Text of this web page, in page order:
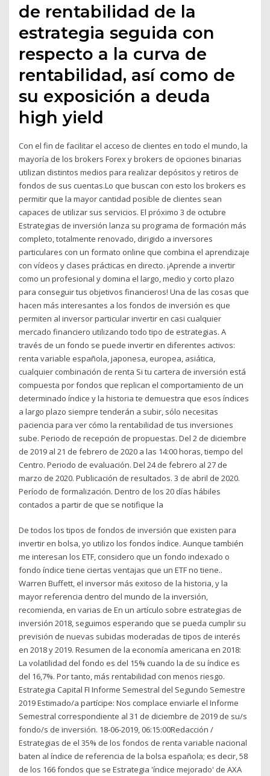
de rentabilidad de la
estrategia seguida con
respecto a la curva de
rentabilidad, así como de
su exposición a deuda
high yield
Con el fin de facilitar el acceso de clientes en todo el mundo, la
mayoría de los brokers Forex y brokers de opciones binarias
utilizan distintos medios para realizar depósitos y retiros de
fondos de sus cuentas.Lo que buscan con esto los brokers es
permitir que la mayor cantidad posible de clientes sean
capaces de utilizar sus servicios. El próximo 3 de octubre
Estrategias de inversión lanza su programa de formación más
completo, totalmente renovado, dirigido a inversores
particulares con un formato online que combina el aprendizaje
con vídeos y clases prácticas en directo. ¡Aprende a invertir
como un profesional y domina el largo, medio y corto plazo
para conseguir tus objetivos financieros! Una de las cosas que
hacen más interesantes a los fondos de inversión es que
permiten al inversor particular invertir en casi cualquier
mercado financiero utilizando todo tipo de estrategias. A
través de un fondo se puede invertir en diferentes activos:
renta variable española, japonesa, europea, asiática,
cualquier combinación de renta Si tu cartera de inversión está
compuesta por fondos que replican el comportamiento de un
determinado índice y la historia te demuestra que esos índices
a largo plazo siempre tenderán a subir, sólo necesitas
paciencia para ver cómo la rentabilidad de tus inversiones
sube. Periodo de recepción de propuestas. Del 2 de diciembre
de 2019 al 21 de febrero de 2020 a las 14:00 horas, tiempo del
Centro. Periodo de evaluación. Del 24 de febrero al 27 de
marzo de 2020. Publicación de resultados. 3 de abril de 2020.
Período de formalización. Dentro de los 20 días hábiles
contados a partir de que se notifique la
De todos los tipos de fondos de inversión que existen para
invertir en bolsa, yo utilizo los fondos índice. Aunque también
me interesan los ETF, considero que un fondo indexado o
fondo índice tiene ciertas ventajas que un ETF no tiene..
Warren Buffett, el inversor más exitoso de la historia, y la
mayor referencia dentro del mundo de la inversión,
recomienda, en varias de En un artículo sobre estrategias de
inversión 2018, seguimos esperando que se pueda cumplir su
previsión de nuevas subidas moderadas de tipos de interés
en 2018 y 2019. Resumen de la economía americana en 2018:
La volatilidad del fondo es del 15% cuando la de su índice es
del 16,7%. Por tanto, más rentabilidad con menos riesgo.
Estrategia Capital FI Informe Semestral del Segundo Semestre
2019 Estimado/a partícipe: Nos complace enviarle el Informe
Semestral correspondiente al 31 de diciembre de 2019 de su/s
fondo/s de inversión. 18-06-2019, 06:15:00Redacción /
Estrategias de el 35% de los fondos de renta variable nacional
baten al índice de referencia de la bolsa española; es decir, 58
de los 166 fondos que se Estrategia 'índice mejorado' de AXA